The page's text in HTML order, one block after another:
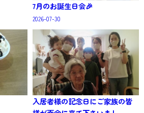
7月のお誕生日会🎉
2026-07-30
入居者様の記念日にご家族の皆